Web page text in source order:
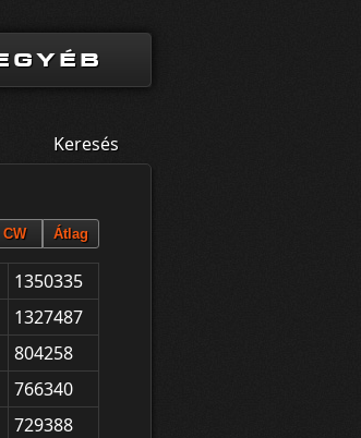
Keresés
1350335
1327487
804258
766340
729388